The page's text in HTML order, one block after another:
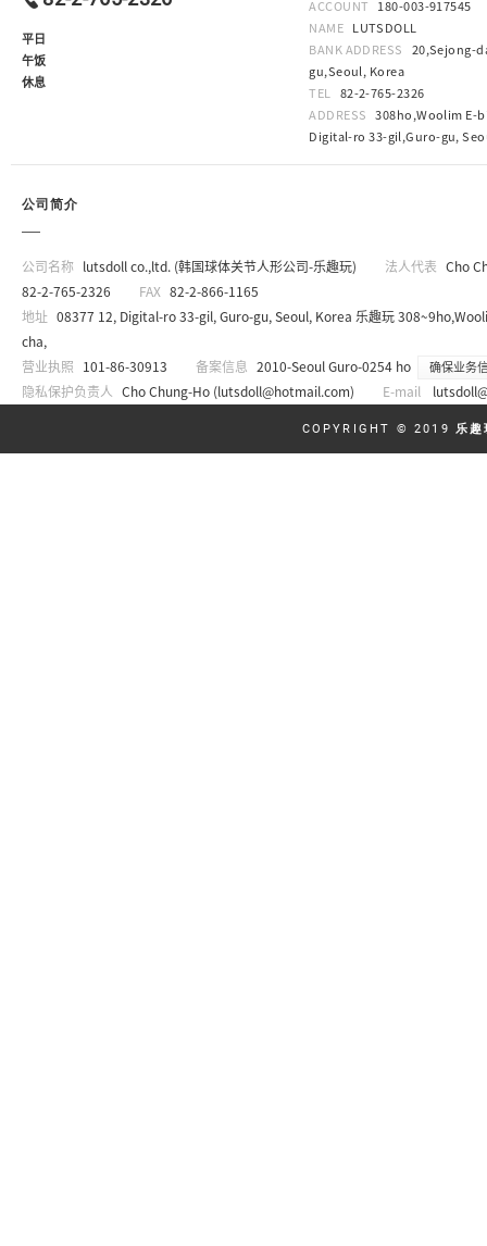
平日
午饭
休息
ACCOUNT 180-003-917545
NAME LUTSDOLL
BANK ADDRESS 20,Sejong-
gu,Seoul, Korea
TEL 82-2-765-2326
ADDRESS 308ho,Woolim E-
Digital-ro 33-gil,Guro-gu,
公司简介
公司名称 lutsdoll co.,ltd. (韩国球体关节人形公司-乐趣玩) 法人代表 Cho
82-2-765-2326
FAX 82-2-866-1165
地址 08377 12, Digital-ro 33-gil, Guro-gu, Seoul, Korea 乐趣玩
cha,
营业执照 101-86-30913 备案信息 2010-Seoul Guro-0254 ho 确保业务
隐私保护负责人 Cho Chung-Ho (lutsdoll@hotmail.com) E-mail
COPYRIGHT © 2019乐